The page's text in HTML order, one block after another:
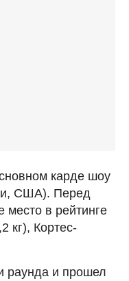
карде шоу
США). Перед
место в рейтинге
кг), Кортес-
раунда и прошел